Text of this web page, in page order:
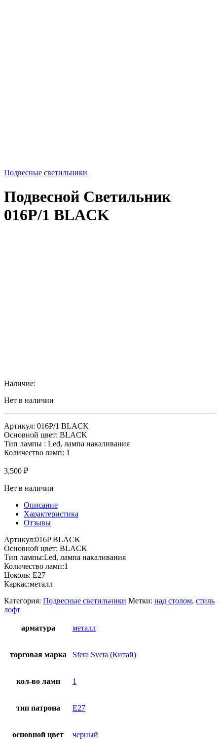
Подвесные светильники
Подвесной Светильник
016P/1 BLACK
Наличие:
Нет в наличии
Артикул: 016P/1 BLACK
Основной цвет: BLACK
Тип лампы : Led, лампа накаливания
Количество ламп: 1
3,500 ₽
Нет в наличии
Описание
Характеристика
Отзывы
Артикул:016P BLACK
Основной цвет: BLACK
Тип лампы:Led, лампа накаливания
Количество ламп:1
Цоколь: E27
Каркас:металл
Категория: Подвесные светильники Метки: над столом, стиль
лофт
арматура металл
торговая марка Sfera Sveta (Китай)
кол-во ламп 1
тип патрона E27
основной цвет черный